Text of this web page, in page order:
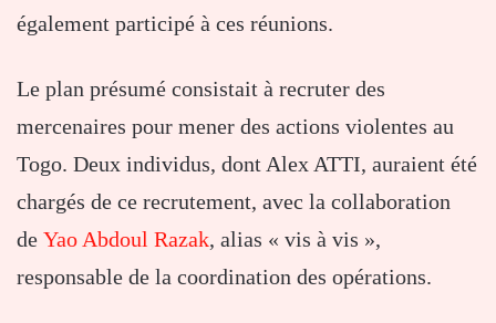
également participé à ces réunions.
Le plan présumé consistait à recruter des
mercenaires pour mener des actions violentes au
Togo. Deux individus, dont Alex ATTI, auraient été
chargés de ce recrutement, avec la collaboration
de Yao Abdoul Razak, alias « vis à vis »,
responsable de la coordination des opérations.